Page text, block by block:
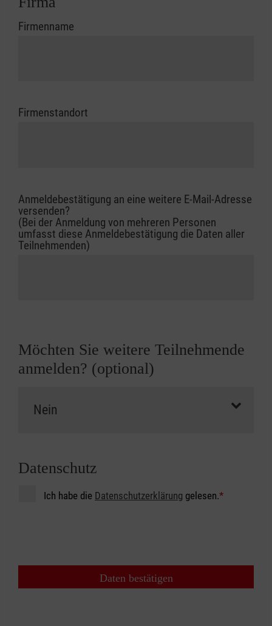
Firmenname
Firmenstandort
Anmeldebestätigung an eine weitere E-Mail-Adresse
versenden?
(Bei der Anmeldung von mehreren Personen
umfasst diese Anmeldebestätigung die Daten aller
Teilnehmenden)
Möchten Sie weitere Teilnehmende
anmelden? (optional)
Datenschutz
Ich habe die Datenschutzerklärung gelesen.*
Daten bestätigen